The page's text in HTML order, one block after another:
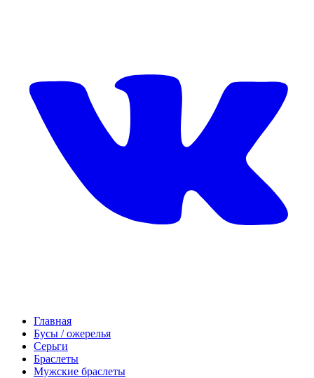
Главная
Бусы / ожерелья
Серьги
Браслеты
Мужские браслеты